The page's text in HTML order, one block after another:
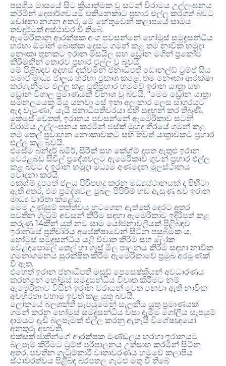
පසුගිය මාසයේ සිට ක්‍රියාත්මක වූ සටන් විරාමය උල්ලංඝනය
කරමින් දෙපාර්ශවයම එකිනෙකාට ප්‍රහාර එල්ල කරගත් බවට
චෝදනා නගන අතර, මේ හේතුවෙන් කලාපයේ සාමය
තවදුරටත් අස්ථාවර වී තිබේ.
ඇමෙරිකානු ආරක්ෂක අංශ පවසන්නේ හෝමූස් සමුද්‍රසන්ධිය
හරහා ඕමාන් බොක්ක දෙසට ගමන් කළ තම නාවික හමුදා
නෞකා තුනකට ඉරාන මිසයිල සහ ඩ්‍රෝන මගින් ප්‍රකෝප
කිරීමකින් තොරව ප්‍රහාර එල්ල වූ බවයි.
මේ පිළිබඳව අදහස් දක්වමින් ජනාධිපති ඩොනල්ඩ් ට්‍රම්ප් සිය
සමාජ මාධ්‍ය ජාලය හරහා ප්‍රකාශ කළේ, තම නෞකා ආරක්ෂා
කරගැනීමට එල්ල කළ ප්‍රතිප්‍රහාර හමුවේ ඉරාන යාත්‍රා සහ
ඩ්‍රෝන විශාල ප්‍රමාණයක් විනාශ වූ බවයි. "මෙම ඩ්‍රෝන යාත්‍රා
සමනලයෙකු මිය යනවා සේ ඉතා අලංකාර ලෙස සාගරයට
ඇද වැටුණා,"යැයි ජනාධිපතිවරයා එහි සඳහන් කර තිබුණි.
කෙසේ වෙතත්, ඉරානය පවසන්නේ ඇමෙරිකාව සටන්
විරාමය උල්ලංඝනය කරමින් ජස්ක් මුහුදු තීරයේ ගමන් කළ
තම තෙල් ප්‍රවාහන නෞකාවකට සහ තවත් යාත්‍රාවකට ප්‍රහාර
එල්ල කළ බවයි.
එසේම බන්දර් ඛමීර්, සිරික් සහ කේශ්ම් දූපත ඇතුළු ඉරාන
වෙරළබඩ සිවිල් ප්‍රදේශවලට ඇමෙරිකාව ගුවන් ප්‍රහාර එල්ල
කළ බවට ද ඉරාන හමුදා මධ්‍යම අණදෙන මූලස්ථානය
චෝදනා කරයි.
කේශ්ම් දූපතේ ජලය පිරිපහදු කරන මධ්‍යස්ථානයක් ද පිහිටා
ඇති අතර, එම ප්‍රදේශවල ප්‍රබල පිපිරීම් හඬ ඇසුණු බව ඉරාන
මාධ්‍ය වාර්තා කළේය.
මෙම උණුසුම් තත්ත්වය හටගෙන ඇත්තේ දෙරට අතර
පවතින ගැටුම් අවසන් කිරීම සඳහා ඇමෙරිකාව ඉදිරිපත් කළ
කරුණු 14කින් යුත් නව සාම යෝජනාවලියක් පිළිබඳව
ඉරානයේ ප්‍රතිචාරය අපේක්ෂාවෙන් සිටින පසුබිමක ය.
හෝමූස් සමුද්‍රසන්ධිය යළි විවෘත කිරීම සහ ලෝක
වෙළඳපොලේ තෙල් හා ගෑස් මිල පාලනය කිරීම සඳහා නාවික
ගමනාගමනය සුරක්ෂිත කිරීම ඇමෙරිකාවේ ප්‍රමුඛ අරමුණක්
වී ඇත.
එහෙත් ඉරාන ජනාධිපති මසූඩ් පෙසෙෂ්කියන් අවධාරණය
කරන්නේ හෝමූස් සමුද්‍රසන්ධිය විවෘත කිරීමට නම්
ඇමෙරිකාව විසින් ඉරාන වරායන් වෙත පනවා ඇති නාවික
අවහිරතා වහාම ඉවත් කළ යුතු බවයි.
ලෝකයේ බලශක්ති සැපයුමෙන් සැලකිය යුතු ප්‍රමාණයක්
ගමන් කරන හෝමූස් සමුද්‍රසන්ධිය වසා දැමීම ගෝලීය සැපයුම්
දාමයට දැඩි බලපෑමක් එල්ල කරනු ඇතැයි විශේෂඥයෝ
අනතුරු අඟවති.
එක්සත් ජාතීන්ගේ ආරක්ෂක මණ්ඩලය හරහා ඉරානයට
බලපෑම් කිරීමට ට්‍රම්ප් පරිපාලනය උත්සාහ කරමින් සිටින
අතර, පවතින ගැටුම්කාරී වාතාවරණය හමුවේ කලාපීය
ස්ථාවරත්වය පිළිබඳ බරපතල ගැටළු මතු වී තිබේ